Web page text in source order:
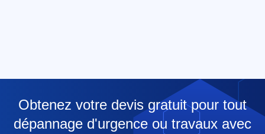
Obtenez votre devis gratuit pour tout
dépannage d'urgence ou travaux avec